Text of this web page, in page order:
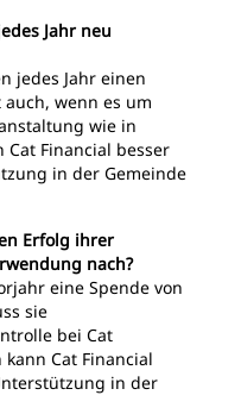
Jahr neu
jedes Jahr einen
wenn es um
wie in
Financial besser
in der Gemeinde
Erfolg ihrer
nach?
eine Spende von
sie
bei Cat
Cat Financial
in der